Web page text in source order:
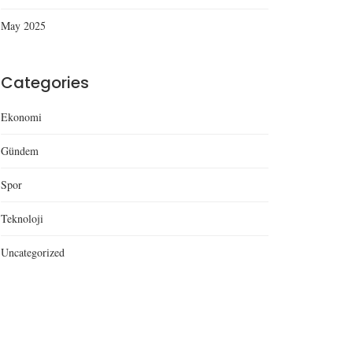
May 2025
Categories
Ekonomi
Gündem
Spor
Teknoloji
Uncategorized